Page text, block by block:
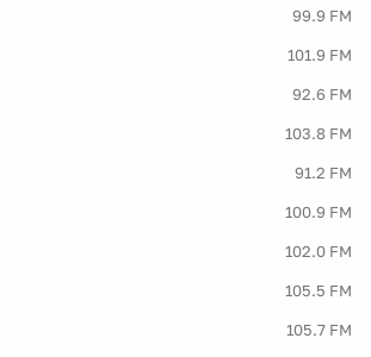
99.9 FM
101.9 FM
92.6 FM
103.8 FM
91.2 FM
100.9 FM
102.0 FM
105.5 FM
105.7 FM